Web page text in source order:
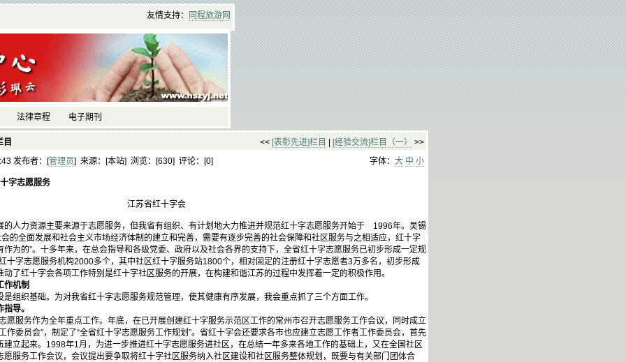
友情支持： 同程旅游网
法律章程 电子期刊
目 << [表彰先进]栏目 [经验交流]栏目（一）
>>
发布者：[管理员] 来源：[本站] 浏览：[630] 评论：[0] 字体： 大 中 小
字志愿服务
江苏省红十字会
力资源主要来源于志愿服务，但我省有组织、有计划地大力推进并规范红十字志愿服务开始于 1996年。吴锡
的全面发展和社会主义市场经济体制的建立和完善，需要有逐步完善的社会保障和社区服务与之相适应，红十字
为的”。十多年来，在总会指导和各级党委、政府以及社会各界的支持下，全省红十字志愿服务已初步形成一定规
十字志愿服务机构2000多个，其中社区红十字服务站1800个，相对固定的注册红十字志愿者3万多名，初步形成
了红十字会各项工作特别是红十字社区服务的开展，在构建和谐江苏的过程中发挥着一定的积极作用。
机制
织基础。为对我省红十字志愿服务规范管理，使其健康有序发展，我会重点抓了三个方面工作。
导。
务作为全年重点工作。年底，在已开展创建红十字服务示范区工作的常州市召开志愿服务工作会议，同时成立
作委员会”，制定了“全省红十字志愿服务工作规划”。省红十字会还要求各市也应建立志愿工作者工作委员会，首先
立起来。1998年1月，为进一步推进红十字志愿服务进社区，在总结一年多来各地工作的基础上，又在全国社区
愿服务工作会议，会议提出要争取将红十字社区服务纳入社区建设和社区服务整体规划，既要与有关部门团体合